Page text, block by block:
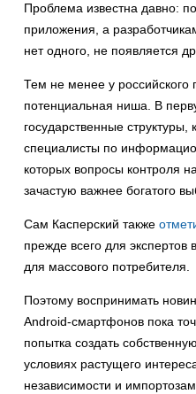
Проблема известна давно:
приложения, а
нет одного, не появляется
Тем не менее у российского
потенциальная ниша. В
государственные
специалисты по
которых вопросы контроля
зачастую важнее богатого
Сам Касперский также
прежде всего для экспертов
для массового потребителя.
Поэтому воспринимать
Android-смартфонов пока
попытка создать
условиях растущего
независимости и